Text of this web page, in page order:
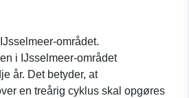
området.
i IJsselmeer-området
år. Det betyder, at
en treårig cyklus skal opgøres